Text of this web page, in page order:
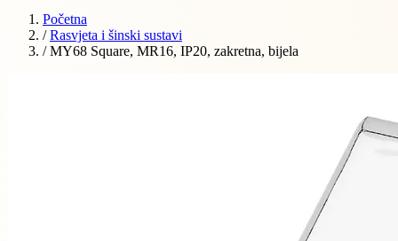
Početna
/ Rasvjeta i šinski sustavi
/ MY68 Square, MR16, IP20, zakretna, bijela